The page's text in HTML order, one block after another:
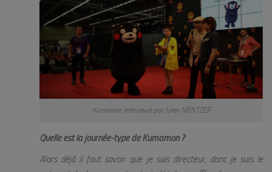
Kumamon interviewé par Julien MENTZER
Quelle est la journée-type de Kumamon ?
Alors déjà il faut savoir que je suis directeur, donc je suis le